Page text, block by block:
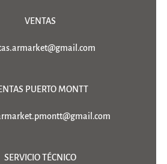
VENTAS
PUERTO MONTT
SERVICIO TÉCNICO